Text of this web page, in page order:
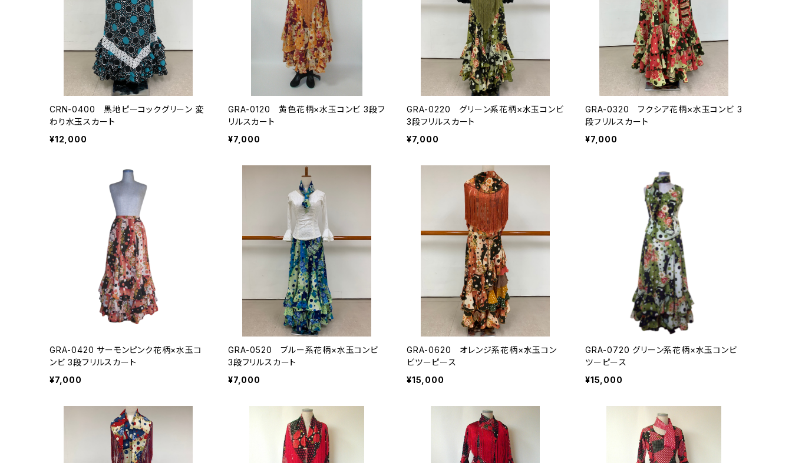
CRN-0400 黒地ピーコックグリーン 変
わり水玉スカート
¥12,000
GRA-0120 黄色花柄×水玉コンビ 3段フ
リルスカート
¥7,000
GRA-0220 グリーン系花柄×水玉コンビ
3段フリルスカート
¥7,000
GRA-0320 フクシア花柄×水玉コンビ 3
段フリルスカート
¥7,000
GRA-0420 サーモンピンク花柄×水玉コ
ンビ 3段フリルスカート
¥7,000
GRA-0520 ブルー系花柄×水玉コンビ
3段フリルスカート
¥7,000
GRA-0620 オレンジ系花柄×水玉コン
ビツーピース
¥15,000
GRA-0720 グリーン系花柄×水玉コンビ
ツーピース
¥15,000